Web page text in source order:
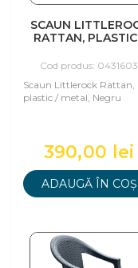
SCAUN
RATTAN,
Cod produs: 0431603
Scaun Littlerock Rattan,
plastic / metal, Negru
390,00 lei
ADAUGĂ ÎN COȘ